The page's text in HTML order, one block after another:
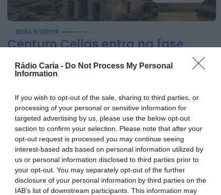
Rádio Caria - Do Not Process My Personal
Information
If you wish to opt-out of the sale, sharing to third parties, or
processing of your personal or sensitive information for
targeted advertising by us, please use the below opt-out
section to confirm your selection. Please note that after your
opt-out request is processed you may continue seeing
interest-based ads based on personal information utilized by
us or personal information disclosed to third parties prior to
your opt-out. You may separately opt-out of the further
disclosure of your personal information by third parties on the
IAB’s list of downstream participants. This information may
ONTEM, 18:13
Notícias de Águeda
Confusão envolve
entre 30 e 40 pessoas
Bolfiar...
Última Hora
Mundial FM
Preços dos
combustíveis podem
cair mais de 12
cêntimos por litro já...
ONTEM, 15:44
Também em:Notícias de Águeda • Notícias de
Anadia • Diário da Bairrada +1 mais
BEIRA INTERIOR
Centum Cellas entra na fase
decisiva das Novas 7 Maravilhas...
6 DE AGOSTO, 2026